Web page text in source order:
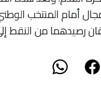
أمام المنتخب
13 في المركزين الرابع والخامس من 9